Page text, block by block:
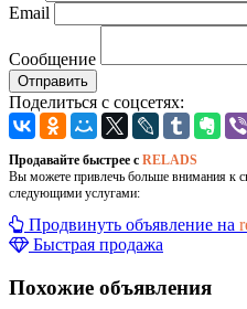
Email
Сообщение
Отправить
Поделиться с соцсетях:
Продавайте быстрее с RELADS
Вы можете привлечь больше внимания к
следующими услугами:
Продвинуть объявление на
Быстрая продажа
Похожие объявления